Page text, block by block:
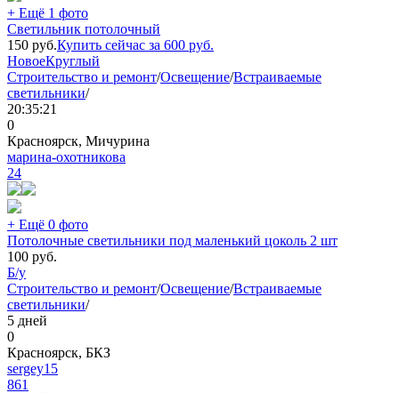
+ Ещё 1 фото
Светильник потолочный
150 руб.Купить сейчас за 600 руб.
НовоеКруглый
Строительство и ремонт/Освещение/Встраиваемые
светильники/
20:35:21
0
Красноярск, Мичурина
марина-охотникова
24
+ Ещё 0 фото
Потолочные светильники под маленький цоколь 2 шт
100 руб.
Б/у
Строительство и ремонт/Освещение/Встраиваемые
светильники/
5 дней
0
Красноярск, БКЗ
sergey15
861